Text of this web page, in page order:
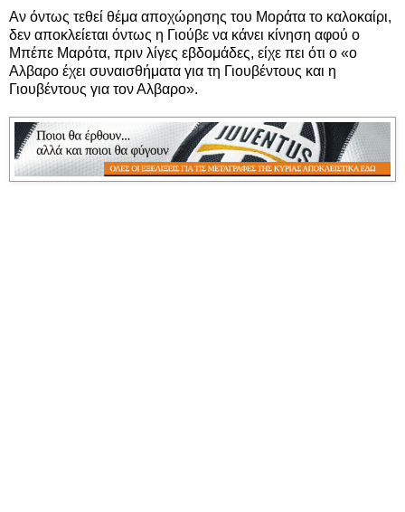
Αν όντως τεθεί θέμα αποχώρησης του Μοράτα το καλοκαίρι,
δεν αποκλείεται όντως η Γιούβε να κάνει κίνηση αφού ο
Μπέπε Μαρότα, πριν λίγες εβδομάδες, είχε πει ότι ο «ο
Αλβαρο έχει συναισθήματα για τη Γιουβέντους και η
Γιουβέντους για τον Αλβαρο».